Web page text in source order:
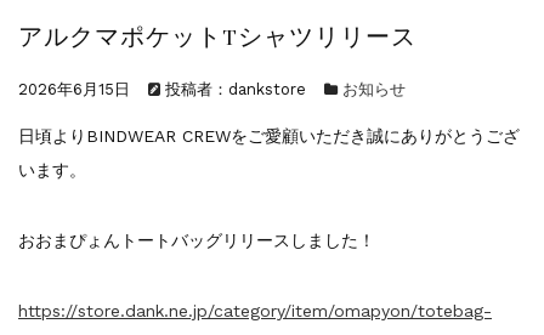
アルクマポケットTシャツリリース
2026年6月15日 投稿者：dankstore お知らせ
日頃よりBINDWEAR CREWをご愛顧いただき誠にありがとうござ
います。
おおまぴょんトートバッグリリースしました！
https://store.dank.ne.jp/category/item/omapyon/totebag-